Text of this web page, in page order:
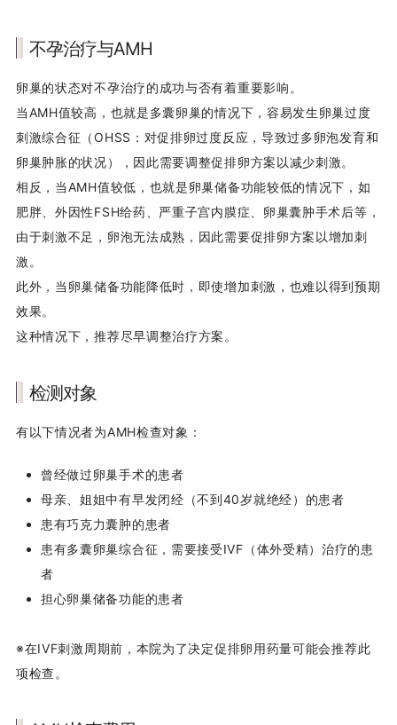
不孕治疗与AMH
卵巢的状态对不孕治疗的成功与否有着重要影响。
当AMH值较高，也就是多囊卵巢的情况下，容易发生卵巢过度
刺激综合征（OHSS：对促排卵过度反应，导致过多卵泡发育和
卵巢肿胀的状况），因此需要调整促排卵方案以减少刺激。
相反，当AMH值较低，也就是卵巢储备功能较低的情况下，如
肥胖、外因性FSH给药、严重子宫内膜症、卵巢囊肿手术后等，
由于刺激不足，卵泡无法成熟，因此需要促排卵方案以增加刺
激。
此外，当卵巢储备功能降低时，即使增加刺激，也难以得到预期
效果。
这种情况下，推荐尽早调整治疗方案。
检测对象
有以下情况者为AMH检查对象：
曾经做过卵巢手术的患者
母亲、姐姐中有早发闭经（不到40岁就绝经）的患者
患有巧克力囊肿的患者
患有多囊卵巢综合征，需要接受IVF（体外受精）治疗的患
者
担心卵巢储备功能的患者
※在IVF刺激周期前，本院为了决定促排卵用药量可能会推荐此
项检查。